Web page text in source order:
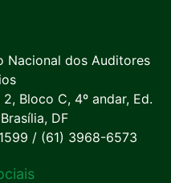
Nacional dos Auditores
Bloco C, 4º andar, Ed.
DF
/ (61) 3968-6573